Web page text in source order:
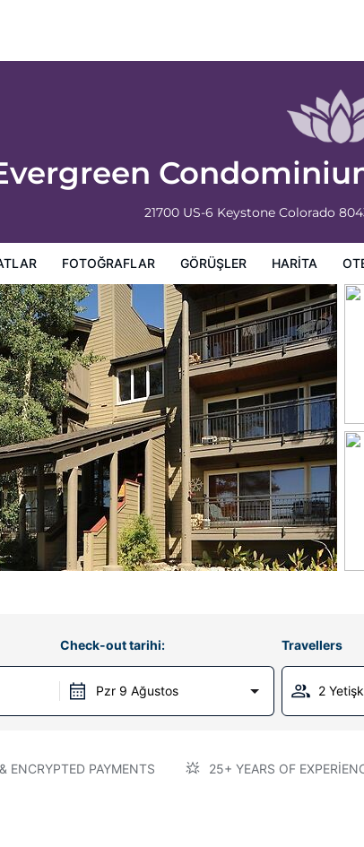
21700 US-6 Keystone Colorado
FOTOĞRAFLAR GÖRÜŞLER HARITA
by Vail Resorts
Check-out tarihi:
Pzr 9 Ağustos
Travellers
2
ENCRYPTED PAYMENTS 25+ YEARS OF